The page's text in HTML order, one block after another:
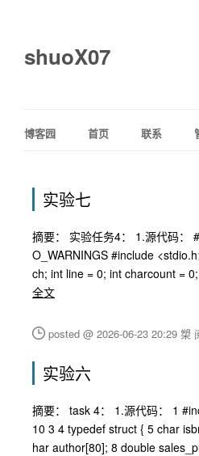
shuoX07
博客园 首页 联系
实验七
摘要： 实验任务4： 1.源代码：
O_WARNINGS #include
ch; int line = 0; int charcount =
全文
posted @ 2026-06-23 20:29 槊
实验六
摘要： task 4： 1.源代码： 1
10 3 4 typedef struct { 5 char
har author[80]; 8 double